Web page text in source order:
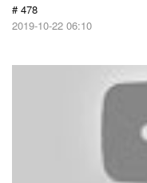
# 478
2019-10-22 06:10